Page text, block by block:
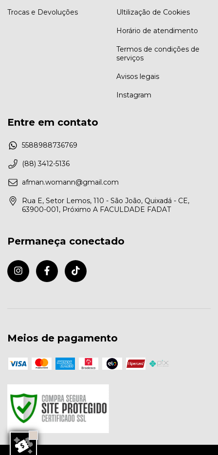
Trocas e Devoluções Ultilização de Cookies
Horário de atendimento
Termos de condições de
serviços
Avisos legais
Instagram
Entre em contato
5588988736769
(88) 3412-5136
afman.womann@gmail.com
Rua E, Setor Lemos, 110 - São João, Quixadá - CE,
63900-001, Próximo A FACULDADE FADAT
Permaneça conectado
Meios de pagamento